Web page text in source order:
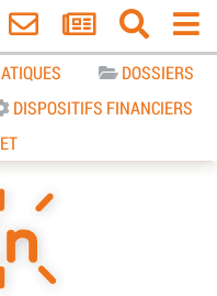
DOSSIERS
DISPOSITIFS FINANCIERS